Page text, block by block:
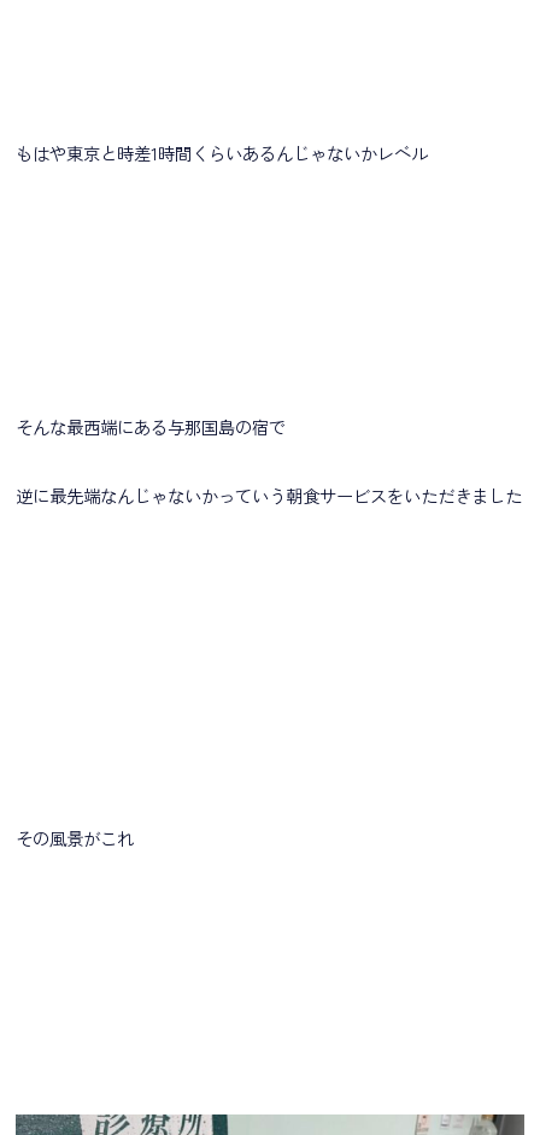
もはや東京と時差1時間くらいあるんじゃないかレベル
そんな最西端にある与那国島の宿で
逆に最先端なんじゃないかっていう朝食サービスをいただきました
その風景がこれ